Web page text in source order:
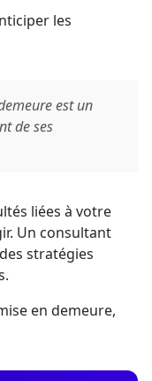
les
est un
de ses
liées à votre
Un consultant
stratégies
en demeure,